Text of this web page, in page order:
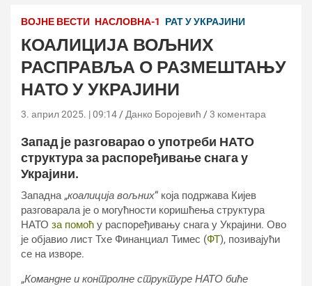
ВОЈНЕ ВЕСТИ НАСЛОВНА-1 РАТ У УКРАЈИНИ
КОАЛИЦИЈА ВОЉНИХ
РАСПРАВЉА О РАЗМЕШТАЊУ
НАТО У УКРАЈИНИ
3. април 2025. | 09:14 Данко Боројевић 3 коментара
Запад је разговарао о употреби НАТО
структура за распоређивање снага у
Украјини.
Западна „коалиција вољних“ која подржава Кијев
разговарала је о могућности коришћења структура
НАТО за помоћ у распоређивању снага у Украјини. Ово
је објавио лист Тхе Финанциал Тимес (ФТ), позивајући
се на изворе.
„Командне и контролне структуре НАТО биће